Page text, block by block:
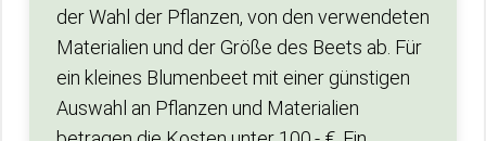
der Wahl der Pflanzen, von den verwendeten
Materialien und der Größe des Beets ab. Für
ein kleines Blumenbeet mit einer günstigen
Auswahl an Pflanzen und Materialien